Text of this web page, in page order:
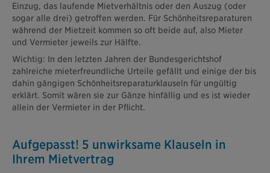
Einzug, das laufende Mietverhältnis oder den Auszug (oder
sogar alle drei) getroffen werden. Für Schönheitsreparaturen
während der Mietzeit kommen so oft beide auf, also Mieter
und Vermieter jeweils zur Hälfte.
Wichtig: In den letzten Jahren der Bundesgerichtshof
zahlreiche mieterfreundliche Urteile gefällt und einige der bis
dahin gängigen Schönheitsreparaturklauseln für ungültig
erklärt. Somit wären sie zur Gänze hinfällig und es ist wieder
allein der Vermieter in der Pflicht.
Aufgepasst! 5 unwirksame Klauseln in
Ihrem Mietvertrag